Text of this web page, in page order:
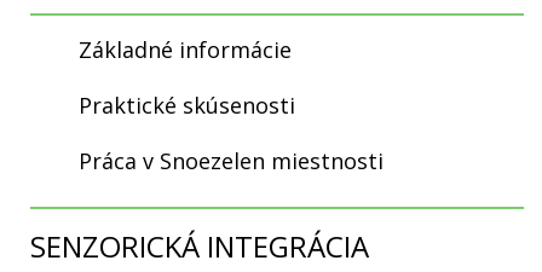
Základné informácie
Praktické skúsenosti
Práca v Snoezelen miestnosti
SENZORICKÁ INTEGRÁCIA